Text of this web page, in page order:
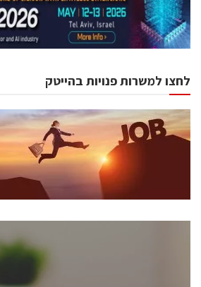
לחצו למשרות פנויות בהייטק
כנסים